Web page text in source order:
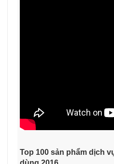
Top 100 sản phẩm dịch